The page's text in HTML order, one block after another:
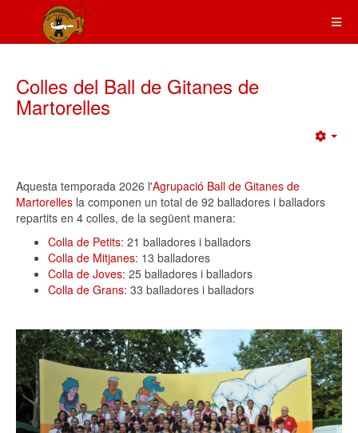
Colles del Ball de Gitanes de
Martorelles
Aquesta temporada 2026 l'Agrupació Ball de Gitanes de
Martorelles la componen un total de 92 balladores i balladors
repartits en 4 colles, de la següent manera:
Colla de Petits: 21 balladores i balladors
Colla de Mitjanes: 13 balladores
Colla de Joves: 25 balladores i balladors
Colla de Grans: 33 balladores i balladors